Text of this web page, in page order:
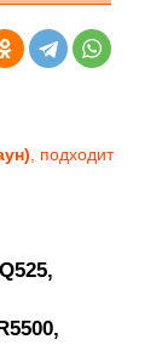
, подходит